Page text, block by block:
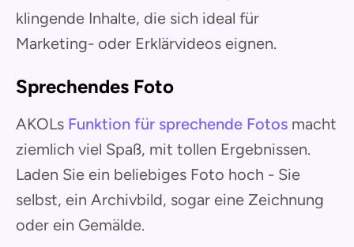
klingende Inhalte, die sich ideal für
Marketing- oder Erklärvideos eignen.
Sprechendes Foto
AKOLs Funktion für sprechende Fotos macht
ziemlich viel Spaß, mit tollen Ergebnissen.
Laden Sie ein beliebiges Foto hoch - Sie
selbst, ein Archivbild, sogar eine Zeichnung
oder ein Gemälde.